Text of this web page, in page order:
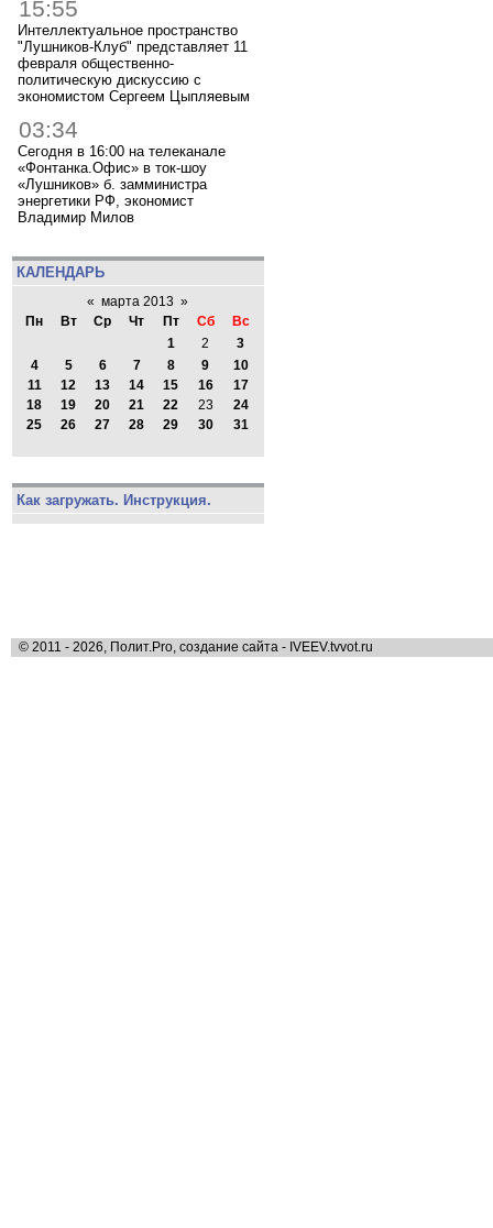
15:55
Интеллектуальное пространство
"Лушников-Клуб" представляет 11
февраля общественно-
политическую дискуссию с
экономистом Сергеем Цыпляевым
03:34
Сегодня в 16:00 на телеканале
«Фонтанка.Офис» в ток-шоу
«Лушников» б. замминистра
энергетики РФ, экономист
Владимир Милов
КАЛЕНДАРЬ
« марта 2013 »
Пн
Вт Ср Чт Пт Сб
Вс
1
2
3
4
5 6 7 8 9
10
11
12 13 14 15 16
17
18
19 20 21 22 23
24
25
26 27 28 29 30 31
Как загружать. Инструкция.
© 2011 - 2026, Полит.Pro, создание сайта - IVEEV.tvvot.ru